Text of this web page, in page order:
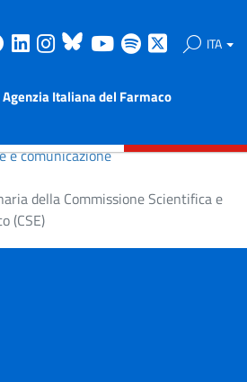
Facebook
Linkedin
Instagram
Bluesky
Youtube
Spotify ITA
Agenzia Italiana del Farmaco
e comunicazione
della Commissione Scientifica e
(CSE)